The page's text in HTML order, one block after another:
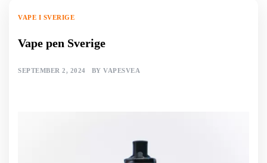
VAPE I SVERIGE
Vape pen Sverige
SEPTEMBER 2, 2024 BY VAPESVEA